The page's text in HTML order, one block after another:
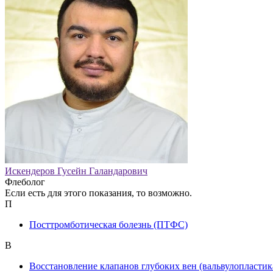
Искендеров Гусейн Галандарович
Флеболог
Если есть для этого показания, то возможно.
П
Посттромботическая болезнь (ПТФС)
В
Восстановление клапанов глубоких вен